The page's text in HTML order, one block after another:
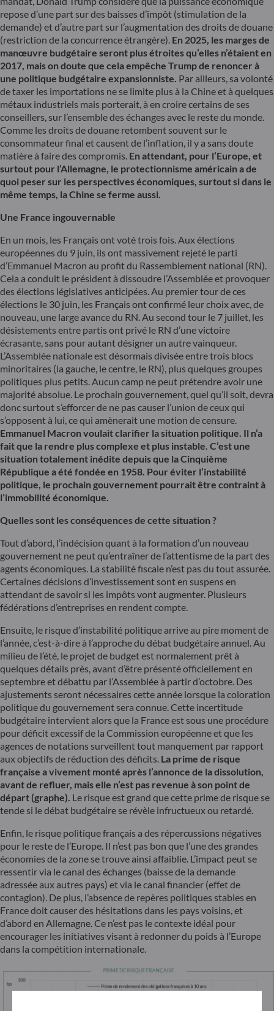
repose d’une part sur des baisses d’impôt (stimulation de la
demande) et d’autre part sur l’augmentation des droits de douane
(restriction de la concurrence étrangère). En 2025, les marges de
manœuvre budgétaire seront plus étroites qu’elles n’étaient en
2017, mais on doute que cela empêche Trump de renoncer à
une politique budgétaire expansionniste. Par ailleurs, sa volonté
de taxer les importations ne se limite plus à la Chine et à quelques
métaux industriels mais porterait, à en croire certains de ses
conseillers, sur l’ensemble des échanges avec le reste du monde.
Comme les droits de douane retombent souvent sur le
consommateur final et causent de l’inflation, il y a sans doute
matière à faire des compromis. En attendant, pour l’Europe, et
surtout pour l’Allemagne, le protectionnisme américain a de
quoi peser sur les perspectives économiques, surtout si dans le
même temps, la Chine se ferme aussi.
Une France ingouvernable
En un mois, les Français ont voté trois fois. Aux élections
européennes du 9 juin, ils ont massivement rejeté le parti
d’Emmanuel Macron au profit du Rassemblement national (RN).
Cela a conduit le président à dissoudre l’Assemblée et provoquer
des élections législatives anticipées. Au premier tour de ces
élections le 30 juin, les Français ont confirmé leur choix avec, de
nouveau, une large avance du RN. Au second tour le 7 juillet, les
désistements entre partis ont privé le RN d’une victoire
écrasante, sans pour autant désigner un autre vainqueur.
L’Assemblée nationale est désormais divisée entre trois blocs
minoritaires (la gauche, le centre, le RN), plus quelques groupes
politiques plus petits. Aucun camp ne peut prétendre avoir une
majorité absolue. Le prochain gouvernement, quel qu’il soit, devra
donc surtout s’efforcer de ne pas causer l’union de ceux qui
s’opposent à lui, ce qui amènerait une motion de censure.
Emmanuel Macron voulait clarifier la situation politique. Il n’a
fait que la rendre plus complexe et plus instable. C’est une
situation totalement inédite depuis que la Cinquième
République a été fondée en 1958. Pour éviter l’instabilité
politique, le prochain gouvernement pourrait être contraint à
l’immobilité économique.
Quelles sont les conséquences de cette situation ?
Tout d’abord, l’indécision quant à la formation d’un nouveau
gouvernement ne peut qu’entraîner de l’attentisme de la part des
agents économiques. La stabilité fiscale n’est pas du tout assurée.
Certaines décisions d’investissement sont en suspens en
attendant de savoir si les impôts vont augmenter. Plusieurs
fédérations d’entreprises en rendent compte.
Ensuite, le risque d’instabilité politique arrive au pire moment de
l’année, c’est-à-dire à l’approche du débat budgétaire annuel. Au
milieu de l’été, le projet de budget est normalement prêt à
quelques détails près, avant d’être présenté officiellement en
septembre et débattu par l’Assemblée à partir d’octobre. Des
ajustements seront nécessaires cette année lorsque la coloration
politique du gouvernement sera connue. Cette incertitude
budgétaire intervient alors que la France est sous une procédure
pour déficit excessif de la Commission européenne et que les
agences de notations surveillent tout manquement par rapport
aux objectifs de réduction des déficits. La prime de risque
française a vivement monté après l’annonce de la dissolution,
avant de refluer, mais elle n’est pas revenue à son point de
départ (graphe). Le risque est grand que cette prime de risque se
tende si le débat budgétaire se révèle infructueux ou retardé.
Enfin, le risque politique français a des répercussions négatives
pour le reste de l’Europe. Il n’est pas bon que l’une des grandes
économies de la zone se trouve ainsi affaiblie. L’impact peut se
ressentir via le canal des échanges (baisse de la demande
adressée aux autres pays) et via le canal financier (effet de
contagion). De plus, l’absence de repères politiques stables en
France doit causer des hésitations dans les pays voisins, et
d’abord en Allemagne. Ce n’est pas le contexte idéal pour
encourager les initiatives visant à redonner du poids à l’Europe
dans la compétition internationale.